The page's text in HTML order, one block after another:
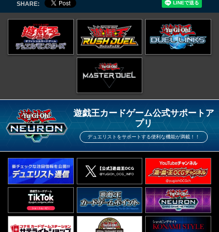
SHARE:
遊戯王カードゲーム公式サポートア
プリ
デュエリストをサポートする便利な機能が満載！！